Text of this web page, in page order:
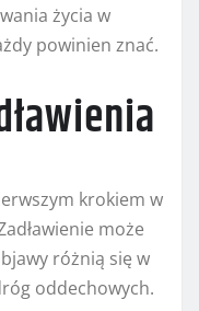
życia w
powinien znać.
krokiem w
może
różnią się w
oddechowych.